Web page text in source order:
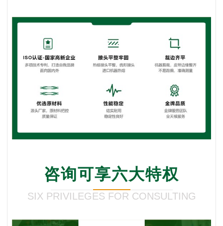
咨询可享六大特权
SIX PRIVILEGES FOR CONSULTING